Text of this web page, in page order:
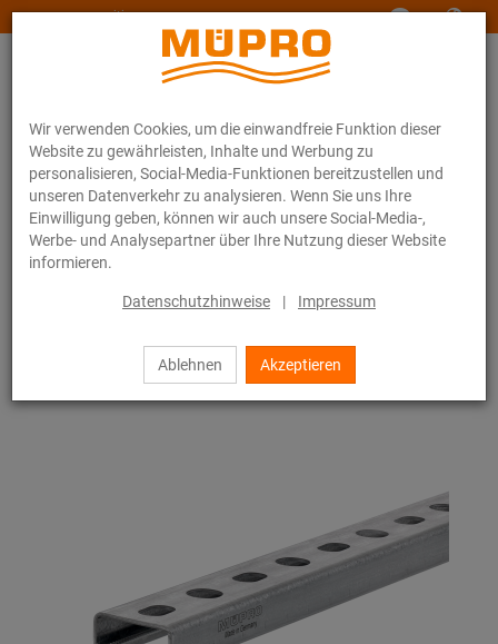
Wir verwenden Cookies, um die einwandfreie Funktion dieser
Website zu gewährleisten, Inhalte und Werbung zu
personalisieren, Social-Media-Funktionen bereitzustellen und
unseren Datenverkehr zu analysieren. Wenn Sie uns Ihre
Einwilligung geben, können wir auch unsere Social-Media-,
Werbe- und Analysepartner über Ihre Nutzung dieser Website
informieren.
Datenschutzhinweise | Impressum
Ablehnen Akzeptieren
www.muepro-maritim.com
Online-Katalog Befestigungstechnik
Sprinklerbefestigung
Installationsschienen für die Sprinklerbefestigung
MPR-Systemschienen
1 / 39